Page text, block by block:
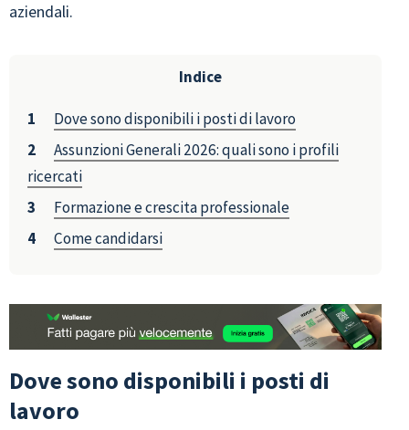
aziendali.
Indice
Dove sono disponibili i posti di lavoro
Assunzioni Generali 2026: quali sono i profili
ricercati
Formazione e crescita professionale
Come candidarsi
Dove sono disponibili i posti di
lavoro